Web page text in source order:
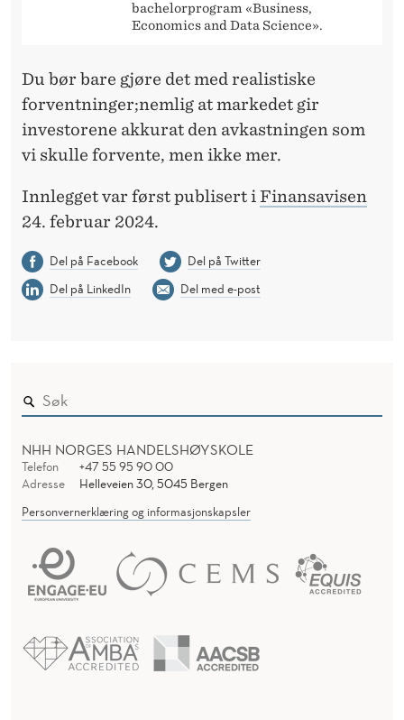
bachelorprogram «Business,
Economics and Data Science».
Du bør bare gjøre det med realistiske
forventninger;nemlig at markedet gir
investorene akkurat den avkastningen som
vi skulle forvente, men ikke mer.
Innlegget var først publisert iFinansavisen
24. februar 2024.
Del på Facebook
Del på Twitter
Del på LinkedIn
Del med e-post
NHH NORGES HANDELSHØYSKOLE
Telefon
+47 55 95 90 00
Adresse
Helleveien 30, 5045 Bergen
Personvernerklæring og informasjonskapsler